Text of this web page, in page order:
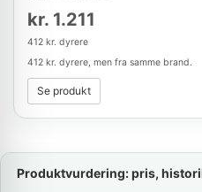
kr. 1.211
412 kr. dyrere
412 kr. dyrere, men fra samme brand.
Se produkt
Produktvurdering: pris,